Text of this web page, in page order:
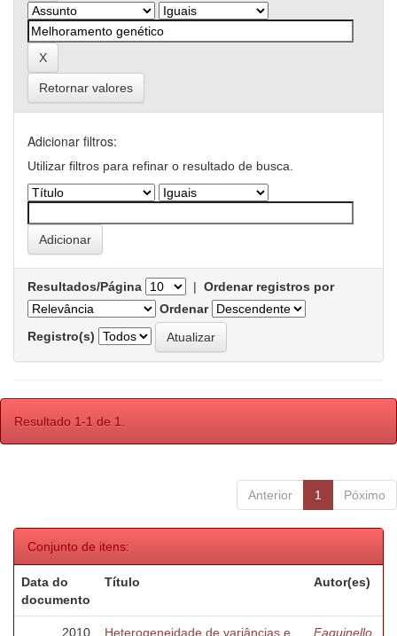
Retornar valores
Adicionar filtros:
Utilizar filtros para refinar o resultado de busca.
Resultados/Página | Ordenar registros por
Ordenar
Registro(s)
Resultado 1-1 de 1.
Anterior 1 Póximo
Conjunto de itens:
Data do
documento
Título Autor(es)
2010
Heterogeneidade de variâncias e
Faquinello,